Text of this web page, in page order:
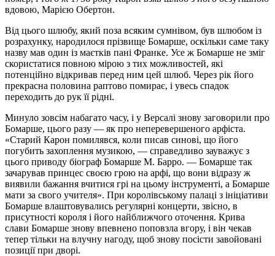
вдовою, Марією Обертон.
Від цього шлюбу, який поза всяким сумнівом, був шлюбом із
розрахунку, народилося прізвище Бомарше, оскільки саме таку
назву мав один із маєтків пані Франке. Усе ж Бомарше не зміг
скористатися повною мірою з тих можливостей, які
потенційно відкривав перед ним цей шлюб. Через рік його
прекрасна половина раптово помирає, і увесь спадок
переходить до рук її рідні.
Минуло зовсім набагато часу, і у Версалі знову заговорили про
Бомарше, цього разу — як про неперевершеного арфіста.
«Старий Карон помилявся, коли писав синові, що його
погубить захоплення музикою, — справедливо зауважує з
цього приводу біограф Бомарше М. Барро. — Бомарше так
зачарував принцес своєю грою на арфі, що вони відразу ж
виявили бажання вчитися грі на цьому інструменті, а Бомарше
мати за свого учителя». При королівському палаці з ініціативи
Бомарше влаштовувались регулярні концерти, звісно, в
присутності короля і його найближчого оточення. Крива
слави Бомарше знову впевнено поповзла вгору, і він чекав
тепер тільки на влучну нагоду, щоб знову посісти завойовані
позиції при дворі.